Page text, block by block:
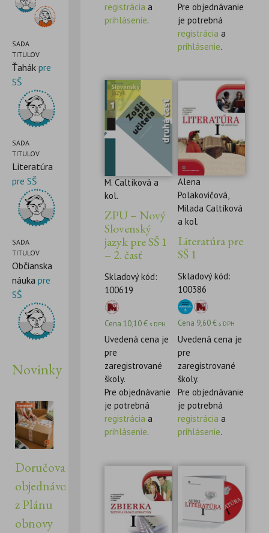
SADA
TITULOV
Ťahák pre
SŠ
SADA
TITULOV
Literatúra
pre SŠ
SADA
TITULOV
Občianska
náuka pre
SŠ
Novinky
Doručovanie
objednávok
z Plánu
obnovy
registrácia a
prihlásenie.
Pre objednávanie
je potrebná
registrácia a
prihlásenie.
M. Caltíková a
kol.
ZPU – Nový
Slovenský
jazyk pre SŠ 1
– 2. časť
Skladový kód:
100619
Cena10,10€ s DPH
Uvedená cena je
pre
zaregistrované
školy.
Pre objednávanie
je potrebná
registrácia a
prihlásenie.
Alena
Polakovičová,
Milada Caltíková
a kol.
Literatúra pre
SŠ 1
Skladový kód:
100386
Cena 9,60€ s DPH
Uvedená cena je
pre
zaregistrované
školy.
Pre objednávanie
je potrebná
registrácia a
prihlásenie.